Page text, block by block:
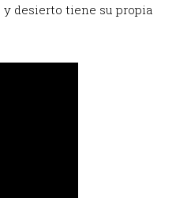
desierto tiene su propia